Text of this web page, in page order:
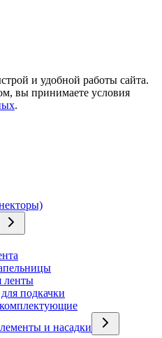
и удобной работы сайта.
вы принимаете условия
.
ленты
подкачки
и насадки